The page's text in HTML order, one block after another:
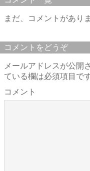
まだ、コメントがあり
コメントをどうぞ
メールアドレスが公開
ている欄は必須項目で
コメント